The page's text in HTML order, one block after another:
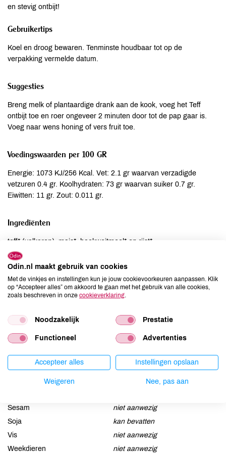
en stevig ontbijt!
Gebruikertips
Koel en droog bewaren. Tenminste houdbaar tot op de
verpakking vermelde datum.
Suggesties
Breng melk of plantaardige drank aan de kook, voeg het Teff
ontbijt toe en roer ongeveer 2 minuten door tot de pap gaar is.
Voeg naar wens honing of vers fruit toe.
Voedingswaarden per 100 GR
Energie: 1073 KJ/256 Kcal. Vet: 2.1 gr waarvan verzadigde
vetzuren 0.4 gr. Koolhydraten: 73 gr waarvan suiker 0.7 gr.
Eiwitten: 11 gr. Zout: 0.011 gr.
Ingrediënten
teff* (volkoren), mais*, boekweitmeel* en rijst*.
Allergenen
Aardnoten
niet aanwezig
Gluten
niet aanwezig
Lupine
kan bevatten
Mosterd
niet aanwezig
Noten
kan bevatten
Schaaldieren
niet aanwezig
Sesam
niet aanwezig
Soja
kan bevatten
Vis
niet aanwezig
Weekdieren
niet aanwezig
Odin.nl maakt gebruik van cookies
Met de vinkjes en instellingen kun je jouw cookievoorkeuren aanpassen. Klik
op “Accepteer alles” om akkoord te gaan met het gebruik van alle cookies,
zoals beschreven in onze cookieverklaring
Noodzakelijk Prestatie
Functioneel Advertenties
Accepteer alles Instellingen opslaan
Weigeren Nee, pas aan